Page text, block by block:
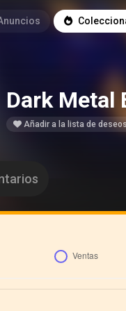
Dark Metal
Añadir a la lista de